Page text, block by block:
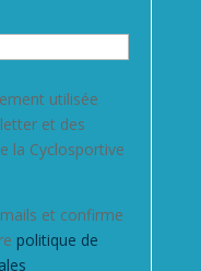
utilisée
et des
la Cyclosportive
et confirme
politique de